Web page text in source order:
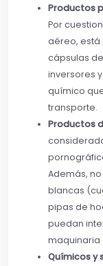
Productos
Por
aéreo, está
cápsulas
inversores
químico
transporte.
Productos
Además,
blancas
pipas de
puedan
maquinaria
Químicos y